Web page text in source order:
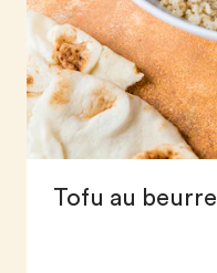
Tofu au beurre